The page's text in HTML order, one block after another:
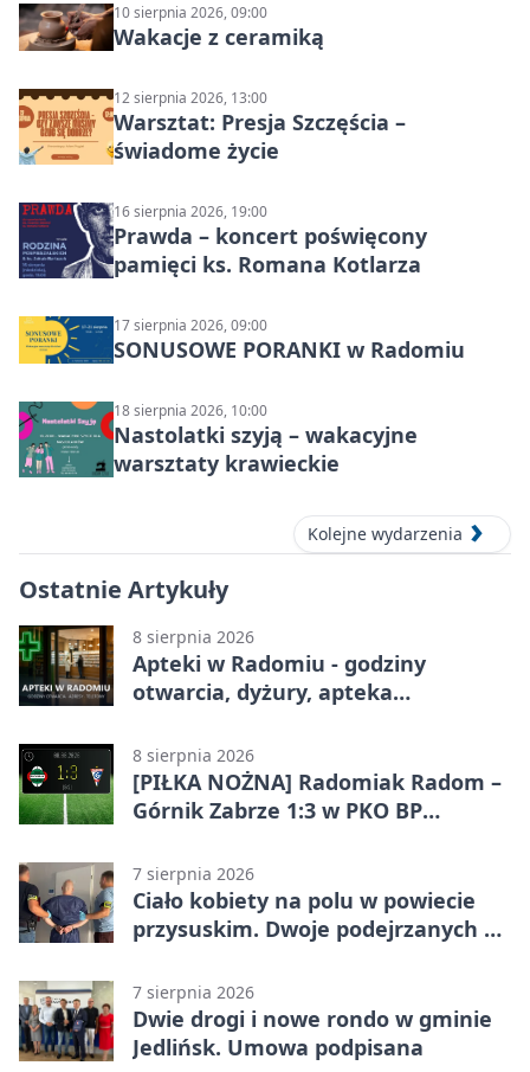
10 sierpnia 2026, 09:00
Wakacje z ceramiką
12 sierpnia 2026, 13:00
Warsztat: Presja Szczęścia –
świadome życie
16 sierpnia 2026, 19:00
Prawda – koncert poświęcony
pamięci ks. Romana Kotlarza
17 sierpnia 2026, 09:00
SONUSOWE PORANKI w Radomiu
18 sierpnia 2026, 10:00
Nastolatki szyją – wakacyjne
warsztaty krawieckie
Kolejne wydarzenia
Ostatnie Artykuły
8 sierpnia 2026
Apteki w Radomiu - godziny
otwarcia, dyżury, apteka
8 sierpnia 2026
[PIŁKA NOŻNA] Radomiak Radom –
Górnik Zabrze 1:3 w PKO BP
golami pogrążył gospodarzy
7 sierpnia 2026
Ciało kobiety na polu w powiecie
przysuskim. Dwoje podejrzanych w
7 sierpnia 2026
Dwie drogi i nowe rondo w gminie
Jedlińsk. Umowa podpisana